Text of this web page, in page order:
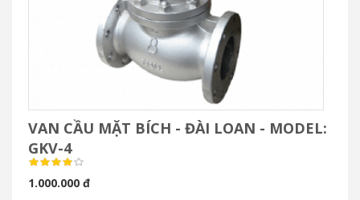
VAN CẦU MẶT BÍCH - ĐÀI LOAN - MODEL:
GKV-4
1.000.000 đ